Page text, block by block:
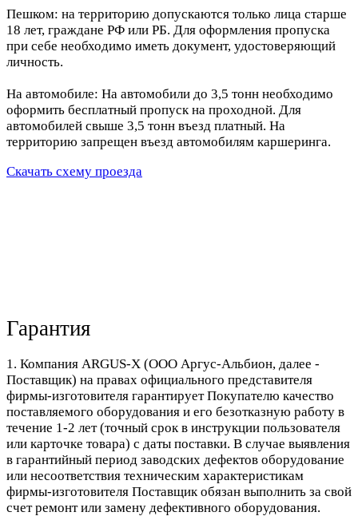
Пешком: на территорию допускаются только лица старше
18 лет, граждане РФ или РБ. Для оформления пропуска
при себе необходимо иметь документ, удостоверяющий
личность.
На автомобиле: На автомобили до 3,5 тонн необходимо
оформить бесплатный пропуск на проходной. Для
автомобилей свыше 3,5 тонн въезд платный. На
территорию запрещен въезд автомобилям каршеринга.
Скачать схему проезда
Гарантия
1. Компания ARGUS-X (ООО Аргус-Альбион, далее -
Поставщик) на правах официального представителя
фирмы-изготовителя гарантирует Покупателю качество
поставляемого оборудования и его безотказную работу в
течение 1-2 лет (точный срок в инструкции пользователя
или карточке товара) с даты поставки. В случае выявления
в гарантийный период заводских дефектов оборудование
или несоответствия техническим характеристикам
фирмы-изготовителя Поставщик обязан выполнить за свой
счет ремонт или замену дефективного оборудования.